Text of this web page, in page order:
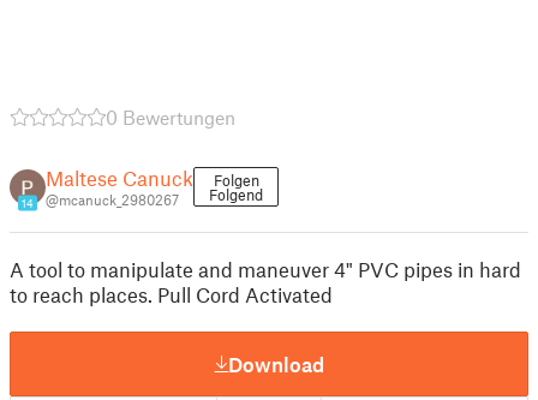
0 Bewertungen
14
Maltese Canuck
@mcanuck_2980267
Folgen
Folgend
A tool to manipulate and maneuver 4" PVC pipes in hard
to reach places. Pull Cord Activated
Download